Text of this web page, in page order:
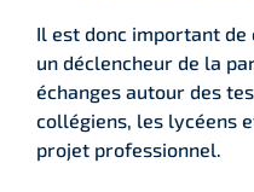
Il est donc important
un déclencheur de la
échanges autour des
collégiens, les lycéens
projet professionnel.